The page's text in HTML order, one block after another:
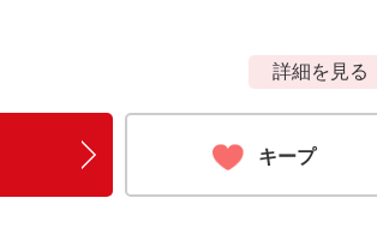
詳細を見る
キープ